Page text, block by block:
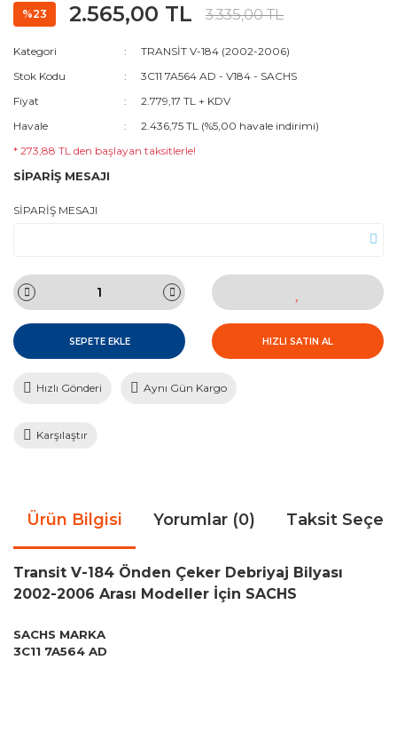
%23 2.565,00 TL 3.335,00 TL
Kategori
TRANSİT V-184 (2002-2006)
Stok Kodu
3C11 7A564 AD - V184 - SACHS
Fiyat
2.779,17 TL + KDV
Havale
2.436,75 TL (%5,00 havale indirimi)
* 273,88 TL den başlayan taksitlerle!
SİPARİŞ MESAJI
SİPARİŞ MESAJI
SEPETE EKLE HIZLI SATIN AL
Hızlı Gönderi Aynı Gün Kargo
Karşılaştır
Ürün Bilgisi Yorumlar (0) Taksit
Transit V-184 Önden Çeker Debriyaj Bilyası
2002-2006 Arası Modeller İçin SACHS
SACHS MARKA
3C11 7A564 AD